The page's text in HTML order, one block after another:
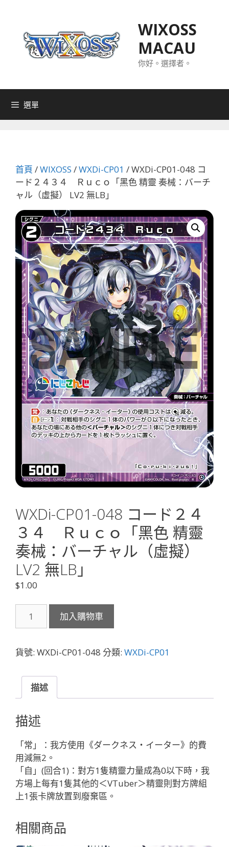
WIXOSS
MACAU
你好。選擇者。
選單
首頁 /WIXOSS /WXDi-CP01 / WXDi-CP01-048 コ
ード２４３４ Ｒｕｃｏ「黑色 精靈 奏械：バーチ
ャル（虛擬） LV2 無LB」
WXDi-CP01-048 コード２４
３４ Ｒｕｃｏ「黑色 精靈
奏械：バーチャル（虛擬）
LV2 無LB」
$1.00
CP01-
コ
ド
４
３
４
Ｒ
ｕ
ｃ
ｏ
「黑
色
靈
加入購物車
貨號: WXDi-CP01-048 分類: WXDi-CP01
描述
描述
「常」：我方使用《ダークネス・イーター》的費
用減無2。
「自」(回合1)：對方1隻精靈力量成為0以下時，我
方場上每有1隻其他的＜VTuber＞精靈則對方牌組
上1張卡牌放置到廢棄區。
相關商品